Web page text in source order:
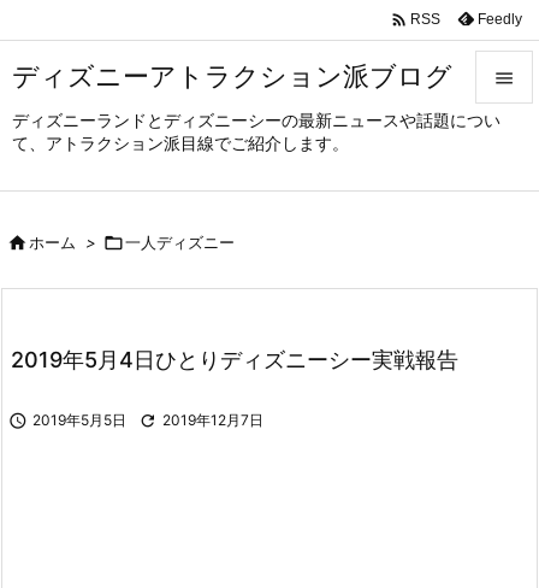
ディズニーアトラクション派ブログ
ディズニーランドとディズニーシーの最新ニュースや話題につい
て、アトラクション派目線でご紹介します。



 RSS Feedly
ホーム > 一人ディズニー
2019年5月4日ひとりディズニーシー実戦報告
 2019年5月5日  2019年12月7日